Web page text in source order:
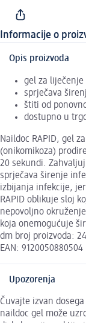
Informacije o
Opis proizvoda
gel za
sprječava
štiti od
dostupno u
Naildoc RAPID, gel
(onikomikoza)
20 sekundi.
sprječava širenje
izbijanja infekcije,
RAPID oblikuje sloj
nepovoljno
koja onemogućuje
dm broj proizvoda:
EAN: 9120050880504
Upozorenja
Čuvajte izvan
naildoc gel može